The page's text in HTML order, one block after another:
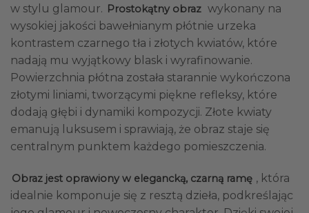
w stylu glamour. Prostokątny obraz wykonany na
wysokiej jakości bawełnianym płótnie urzeka
kontrastem czarnego tła i złotych kwiatów, które
nadają mu wyjątkowy blask i wyrafinowanie.
Powierzchnia płótna została starannie wykończona
złotymi liniami, tworzącymi piękne refleksy, które
dodają głębi i dynamiki kompozycji. Złote kwiaty
emanują luksusem i sprawiają, że obraz staje się
centralnym punktem każdego pomieszczenia.
Obraz jest oprawiony w elegancką, czarną ramę , która
idealnie komponuje się z resztą dzieła, podkreślając